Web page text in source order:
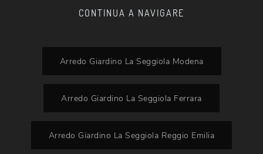
CONTINUA A NAVIGARE
Arredo Giardino La Seggiola Modena
Arredo Giardino La Seggiola Ferrara
Arredo Giardino La Seggiola Reggio Emilia